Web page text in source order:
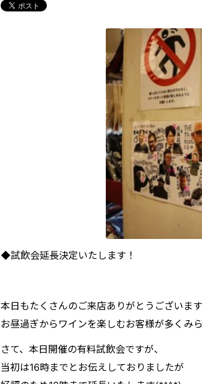
◆試飲会延長決定いたします！
本日もたくさんのご来店ありがとうございます
お昼過ぎからワインを楽しむお客様が多くみ
さて、本日開催の有料試飲会ですが、
当初は16時までとお伝えしておりましたが